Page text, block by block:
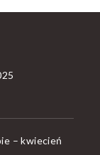
– kwiecień